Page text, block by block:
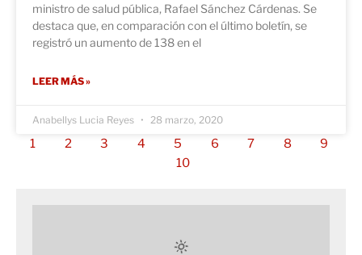
ministro de salud pública, Rafael Sánchez Cárdenas. Se
destaca que, en comparación con el último boletín, se
registró un aumento de 138 en el
LEER MÁS »
Anabellys Lucia Reyes 28 marzo, 2020
1 2 3 4 5 6 7 8
9
10